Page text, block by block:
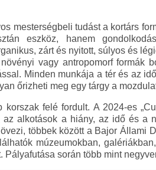
mesterségbeli tudást a kortárs
eszköz, hanem
zárt és nyitott, súlyos és
vagy antropomorf formák
Minden munkája a tér és az
őrizheti meg egy tárgy a
felé fordult. A 2024-es
alkotások a hiány, az idő és a
többek között a Bajor Állami
múzeumokban,
során több mint